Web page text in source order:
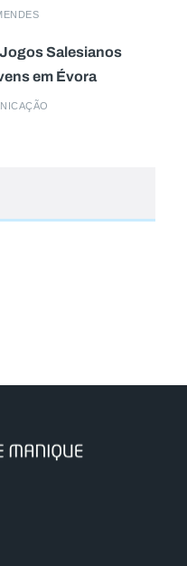
Salesianos
em Évora